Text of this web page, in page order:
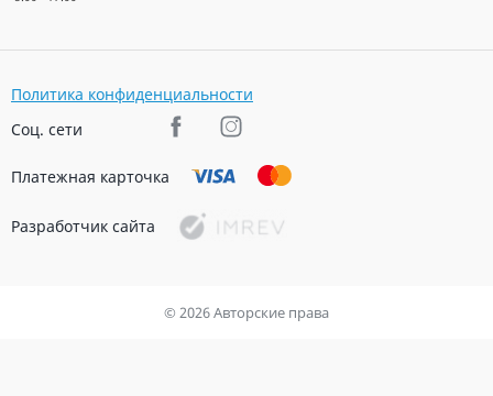
Политика конфиденциальности
Соц. сети
Платежная карточка
Разработчик сайта
© 2026 Авторские права